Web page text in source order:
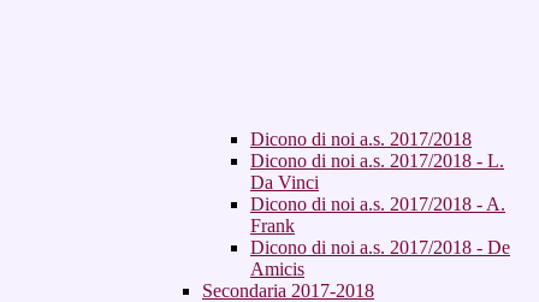
Dicono di noi a.s. 2017/2018
Dicono di noi a.s. 2017/2018 - L.
Da Vinci
Dicono di noi a.s. 2017/2018 - A.
Frank
Dicono di noi a.s. 2017/2018 - De
Amicis
Secondaria 2017-2018